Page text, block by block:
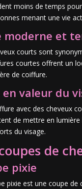
moins de temps
menant une vie
moderne et
courts sont
courtes offrent un
de coiffure.
en valeur du
avec des cheveux
de mettre en lumière
du visage.
de
pixie
pixie est une coupe de